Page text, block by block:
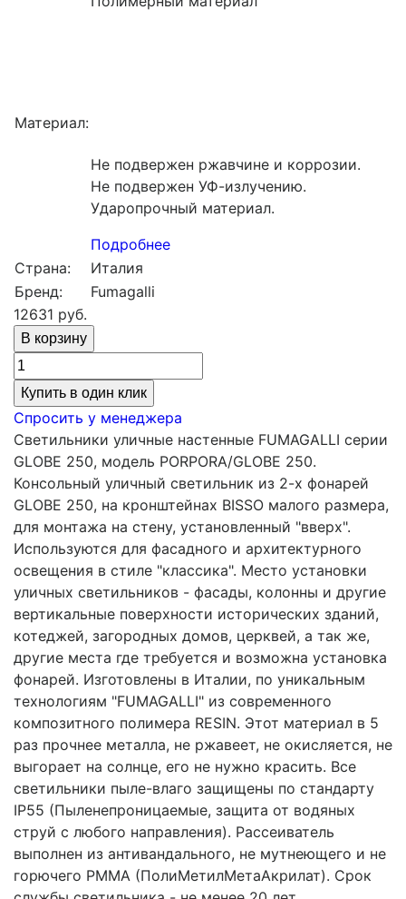
Материал:
Не подвержен ржавчине и коррозии.
Не подвержен УФ-излучению.
Ударопрочный материал.
Подробнее
Страна:
Италия
Бренд:
Fumagalli
12631 руб.
Купить в один клик
Спросить у менеджера
Светильники уличные настенные FUMAGALLI серии
GLOBE 250, модель PORPORA/GLOBE 250.
Консольный уличный светильник из 2-х фонарей
GLOBE 250, на кронштейнах BISSO малого размера,
для монтажа на стену, установленный "вверх".
Используются для фасадного и архитектурного
освещения в стиле "классика". Место установки
уличных светильников - фасады, колонны и другие
вертикальные поверхности исторических зданий,
котеджей, загородных домов, церквей, а так же,
другие места где требуется и возможна установка
фонарей. Изготовлены в Италии, по уникальным
технологиям "FUMAGALLI" из современного
композитного полимера RESIN. Этот материал в 5
раз прочнее металла, не ржавеет, не окисляется, не
выгорает на солнце, его не нужно красить. Все
светильники пыле-влаго защищены по стандарту
IP55 (Пыленепроницаемые, защита от водяных
струй с любого направления). Рассеиватель
выполнен из антивандального, не мутнеющего и не
горючего PMMA (ПолиМетилМетаАкрилат). Срок